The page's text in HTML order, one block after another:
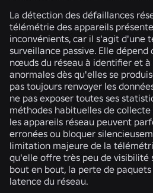
La détection des défaillances
télémétrie des appareils
inconvénients, car il s'agit d'une
surveillance passive. Elle dépend
nœuds du réseau à identifier et
anormales dès qu'elles se
pas toujours renvoyer les
ne pas exposer toutes ses
méthodes habituelles de
les appareils réseau peuvent
erronées ou bloquer
limitation majeure de la
qu'elle offre très peu de visibilité
bout en bout, la perte de
latence du réseau.